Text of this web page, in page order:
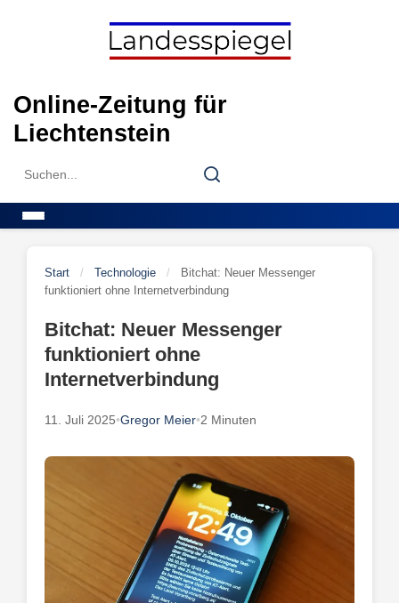
Online-Zeitung für
Liechtenstein
Search
Search
Start / Technologie /
Bitchat: Neuer Messenger
funktioniert ohne Internetverbindung
Bitchat: Neuer Messenger
funktioniert ohne
Internetverbindung
11. Juli 2025•Gregor Meier•2 Minuten